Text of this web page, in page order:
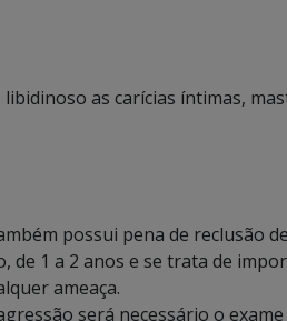
as carícias íntimas,
possui pena de reclusão
de 1 a 2 anos e se trata de
ameaça.
será necessário o